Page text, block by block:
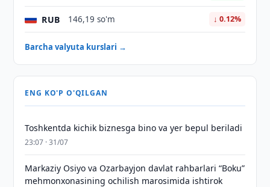
RUB 146,19 so'm ↓ 0.12%
Barcha valyuta kurslari →
ENG KO'P O'QILGAN
Toshkentda kichik biznesga bino va yer bepul beriladi
23:07 · 31/07
Markaziy Osiyo va Ozarbayjon davlat rahbarlari “Boku”
mehmonxonasining ochilish marosimida ishtirok